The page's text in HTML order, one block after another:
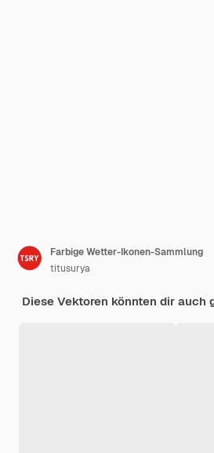
Farbige Wetter-Ikonen-Sammlung
titusurya
Diese Vektoren könnten dir auch